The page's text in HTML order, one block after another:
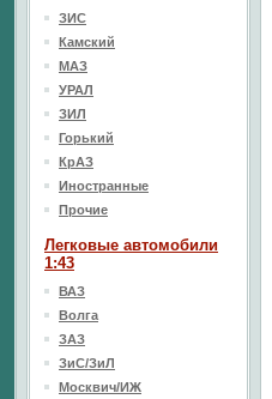
ЗИС
Камский
МАЗ
УРАЛ
ЗИЛ
Горький
КрАЗ
Иностранные
Прочие
Легковые автомобили
1:43
ВАЗ
Волга
ЗАЗ
ЗиС/ЗиЛ
Москвич/ИЖ